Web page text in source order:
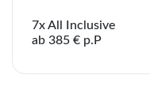
7x All Inclusive
ab 385 € p.P